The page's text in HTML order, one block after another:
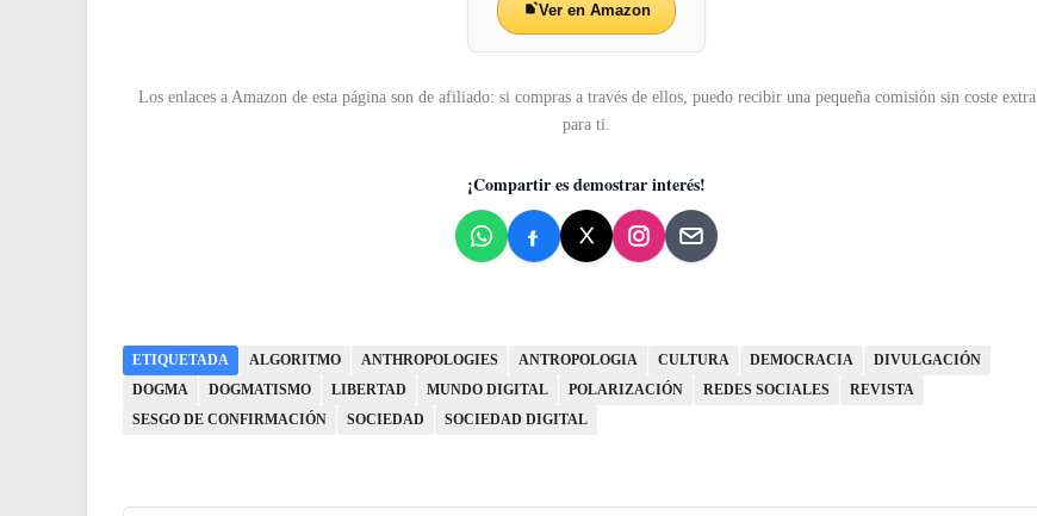
Ver en Amazon
Los enlaces a Amazon de esta página son de afiliado: si compras a través de ellos, puedo recibir una pequeña comisión sin coste extra
para ti.
¡Compartir es demostrar interés!
ETIQUETADA ALGORITMO ANTHROPOLOGIES ANTROPOLOGIA CULTURA DEMOCRACIA
DIVULGACIÓN
DOGMA
DOGMATISMO LIBERTAD MUNDO DIGITAL POLARIZACIÓN REDES SOCIALES
REVISTA
SESGO DE CONFIRMACIÓN
SOCIEDAD SOCIEDAD DIGITAL